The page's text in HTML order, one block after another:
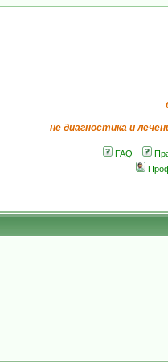
не диагностика и
FAQ